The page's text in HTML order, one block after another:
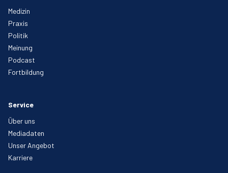
Medizin
Praxis
Politik
Meinung
Podcast
Fortbildung
Service
Über uns
Mediadaten
Unser Angebot
Karriere